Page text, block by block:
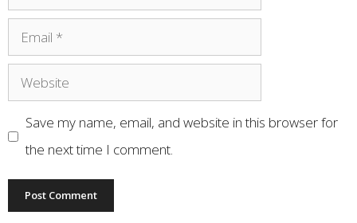
Save my name, email, and website in this browser for
the next time I comment.